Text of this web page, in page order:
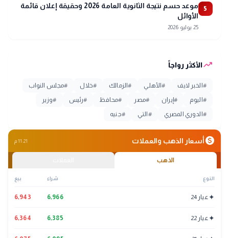
5
موعد حسم نتيجة الثانوية العامة 2026 وحقيقة إعلان قائمة
الأوائل
25 يوليو 2026
trending_upالأكثر رواجاً
# الخبر لايف #الأهلي #الزمالك #خلال #مجلس النواب
# اليوم # إيران #مصر #محافظ #رئيس #وزير
# الدوري المصري # التي #جنيه
monetization_onأسعار الذهب والعملات 11:21 م
الذهب
النوع شراء بيع
✦عيار 24 6,966
6,943
✦عيار 22 6,385
6,364